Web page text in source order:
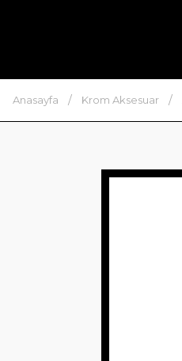
Anasayfa Krom Aksesuar